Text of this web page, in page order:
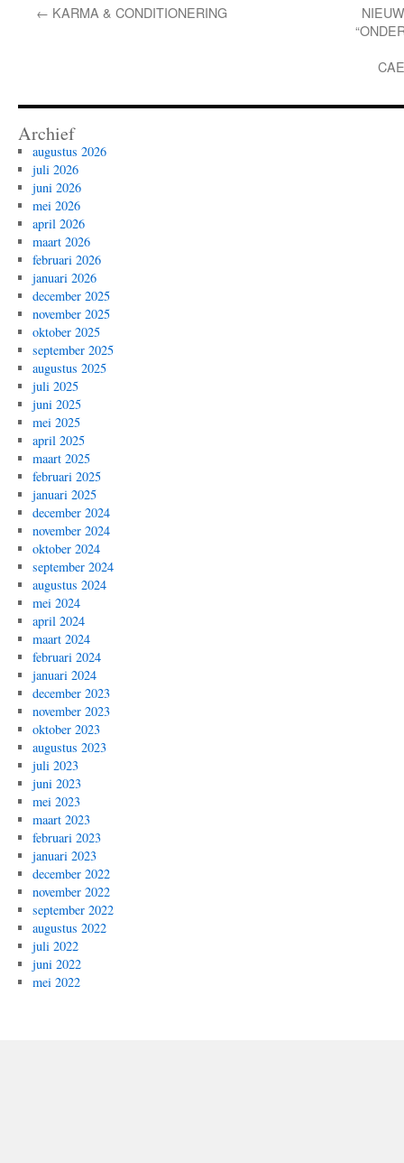
← KARMA & CONDITIONERING
Archief
augustus 2026
juli 2026
juni 2026
mei 2026
april 2026
maart 2026
februari 2026
januari 2026
december 2025
november 2025
oktober 2025
september 2025
augustus 2025
juli 2025
juni 2025
mei 2025
april 2025
maart 2025
februari 2025
januari 2025
december 2024
november 2024
oktober 2024
september 2024
augustus 2024
mei 2024
april 2024
maart 2024
februari 2024
januari 2024
december 2023
november 2023
oktober 2023
augustus 2023
juli 2023
juni 2023
mei 2023
maart 2023
februari 2023
januari 2023
december 2022
november 2022
september 2022
augustus 2022
juli 2022
juni 2022
mei 2022